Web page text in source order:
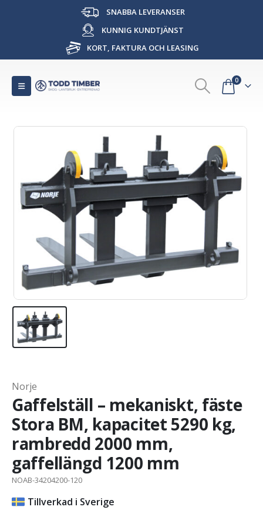
SNABBA LEVERANSER
KUNNIG KUNDTJÄNST
KORT, FAKTURA OCH LEASING
0
Norje
Gaffelställ – mekaniskt, fäste
Stora BM, kapacitet 5290 kg,
rambredd 2000 mm,
gaffellängd 1200 mm
NOAB-34204200-120
Tillverkad i Sverige